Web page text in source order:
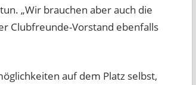
„Wir brauchen aber auch die
Clubfreunde-Vorstand ebenfalls
auf dem Platz selbst,